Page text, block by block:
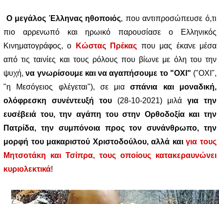
Ο μεγάλος Έλληνας ηθοποιός, που αντιπροσώπευσε ό,τι
πιο αρρενωπό και ηρωικό παρουσίασε ο Ελληνικός
Κινηματογράφος, ο
Κώστας Πρέκας που μας έκανε μέσα
από τις ταινίες και τους ρόλους που βίωνε με όλη του την
ψυχή,να γνωρίσουμε και να αγαπήσουμε το "ΟΧΙ" ("ΟΧΙ",
"η Μεσόγειος φλέγεται"), σε μιασπάνια και μοναδική,
ολόφρεσκη συνέντευξή του(28-10-2021) μιλάγια την
ευσέβειά του, την αγάπη του στην Ορθοδοξία και την
Πατρίδα, την συμπόνοια προς τον συνάνθρωπο, την
μορφή του μακαριστού Χριστοδούλου, αλλά καιγια τους
Μητσοτάκη και Τσίπρα, τους οποίους κατακεραυνώνει
κυριολεκτικά!